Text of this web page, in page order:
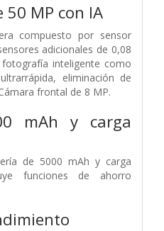
MP con IA
compuesto por sensor
adicionales de 0,08
inteligente como
eliminación de
frontal de 8 MP.
mAh y carga
de 5000 mAh y carga
funciones de ahorro